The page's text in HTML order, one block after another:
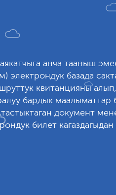
анча тааныш
базада
квитанцияны
бардык маалыматтар
документ
билет кагаздагыдан